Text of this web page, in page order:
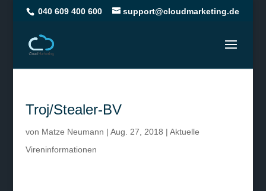
040 609 400 600 support@cloudmarketing.de
Troj/Stealer-BV
von Matze Neumann | Aug. 27, 2018 | Aktuelle
Vireninformationen